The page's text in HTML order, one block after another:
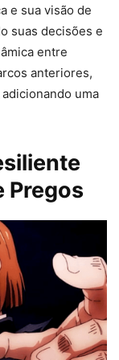
e sua visão de
suas decisões e
entre
anteriores,
uma
Pregos